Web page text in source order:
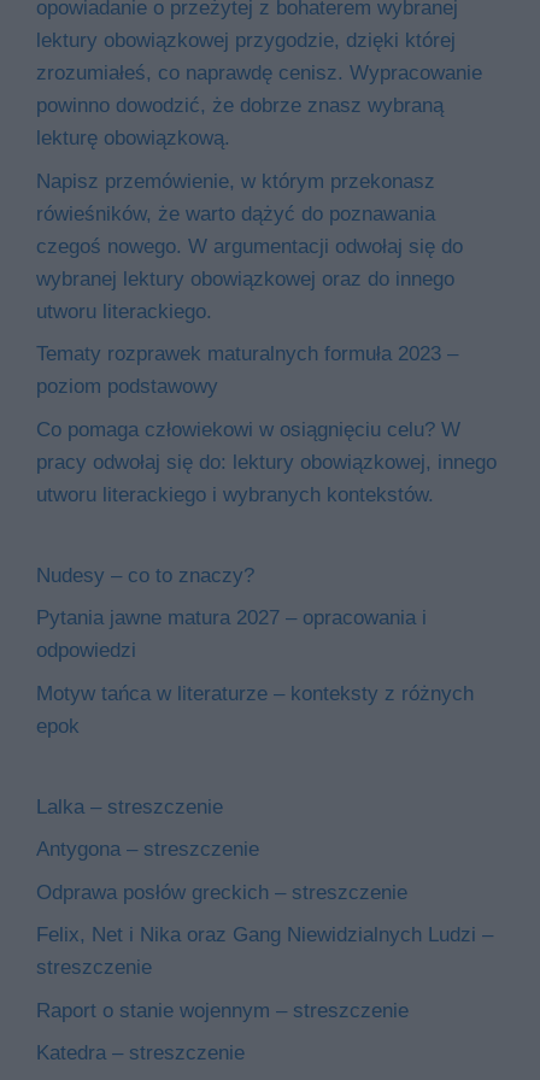
opowiadanie o przeżytej z bohaterem wybranej
lektury obowiązkowej przygodzie, dzięki której
zrozumiałeś, co naprawdę cenisz. Wypracowanie
powinno dowodzić, że dobrze znasz wybraną
lekturę obowiązkową.
Napisz przemówienie, w którym przekonasz
rówieśników, że warto dążyć do poznawania
czegoś nowego. W argumentacji odwołaj się do
wybranej lektury obowiązkowej oraz do innego
utworu literackiego.
Tematy rozprawek maturalnych formuła 2023 –
poziom podstawowy
Co pomaga człowiekowi w osiągnięciu celu? W
pracy odwołaj się do: lektury obowiązkowej, innego
utworu literackiego i wybranych kontekstów.
Nudesy – co to znaczy?
Pytania jawne matura 2027 – opracowania i
odpowiedzi
Motyw tańca w literaturze – konteksty z różnych
epok
Lalka – streszczenie
Antygona – streszczenie
Odprawa posłów greckich – streszczenie
Felix, Net i Nika oraz Gang Niewidzialnych Ludzi –
streszczenie
Raport o stanie wojennym – streszczenie
Katedra – streszczenie